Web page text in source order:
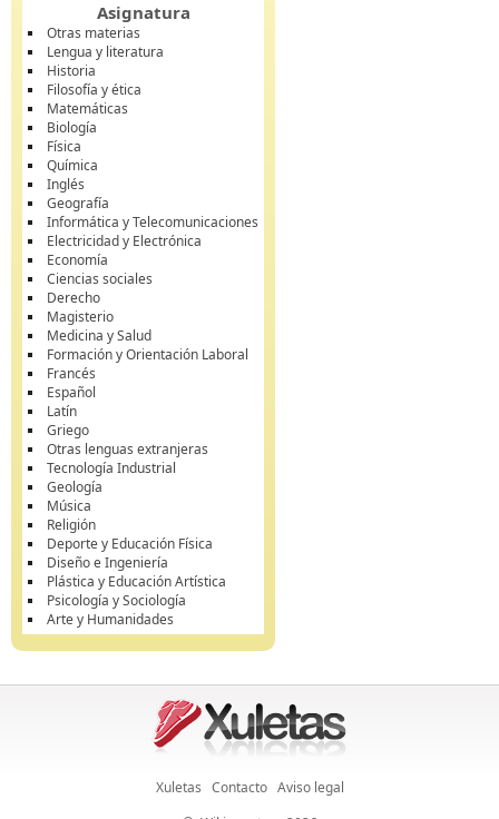
Asignatura
Otras materias
Lengua y literatura
Historia
Filosofía y ética
Matemáticas
Biología
Física
Química
Inglés
Geografía
Informática y Telecomunicaciones
Electricidad y Electrónica
Economía
Ciencias sociales
Derecho
Magisterio
Medicina y Salud
Formación y Orientación Laboral
Francés
Español
Latín
Griego
Otras lenguas extranjeras
Tecnología Industrial
Geología
Música
Religión
Deporte y Educación Física
Diseño e Ingeniería
Plástica y Educación Artística
Psicología y Sociología
Arte y Humanidades
Xuletas Contacto Aviso legal